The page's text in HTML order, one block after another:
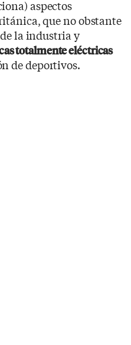
aspectos
que no obstante
la industria y
totalmente eléctricas
de deportivos.